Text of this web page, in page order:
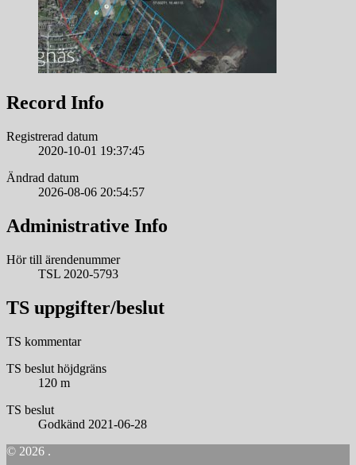
Record Info
Registrerad datum
2020-10-01 19:37:45
Ändrad datum
2026-08-06 20:54:57
Administrative Info
Hör till ärendenummer
TSL 2020-5793
TS uppgifter/beslut
TS kommentar
TS beslut höjdgräns
120 m
TS beslut
Godkänd 2021-06-28
© 2026 .